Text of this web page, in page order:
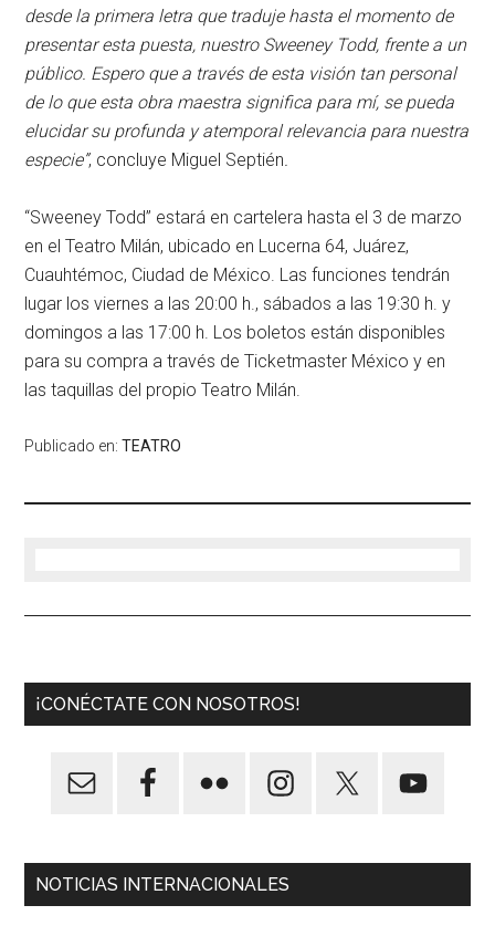
desde la primera letra que traduje hasta el momento de
presentar esta puesta, nuestro Sweeney Todd, frente a un
público. Espero que a través de esta visión tan personal
de lo que esta obra maestra significa para mí, se pueda
elucidar su profunda y atemporal relevancia para nuestra
especie”, concluye Miguel Septién.
“Sweeney Todd” estará en cartelera hasta el 3 de marzo
en el Teatro Milán, ubicado en Lucerna 64, Juárez,
Cuauhtémoc, Ciudad de México. Las funciones tendrán
lugar los viernes a las 20:00 h., sábados a las 19:30 h. y
domingos a las 17:00 h. Los boletos están disponibles
para su compra a través de Ticketmaster México y en
las taquillas del propio Teatro Milán.
Publicado en:TEATRO
¡CONÉCTATE CON NOSOTROS!
NOTICIAS INTERNACIONALES